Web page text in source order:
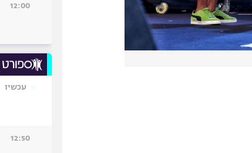
12:00
עכשיו
12:50